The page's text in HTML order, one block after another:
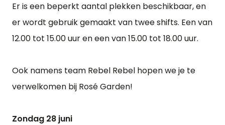
Er is een beperkt aantal plekken beschikbaar, en
er wordt gebruik gemaakt van twee shifts. Een van
12.00 tot 15.00 uur en een van 15.00 tot 18.00 uur.
Ook namens team Rebel Rebel hopen we je te
verwelkomen bij Rosé Garden!
Zondag 28 juni